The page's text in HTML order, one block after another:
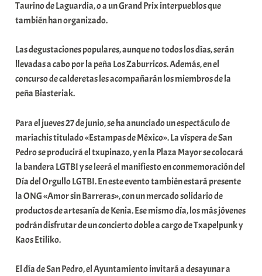
Taurino de Laguardia, o a un Grand Prix interpueblos que
también han organizado.
Las degustaciones populares, aunque no todos los días, serán
llevadas a cabo por la peña Los Zaburricos. Además, en el
concurso de calderetas les acompañarán los miembros de la
peña Biasteriak.
Para el jueves 27 de junio, se ha anunciado un espectáculo de
mariachis titulado «Estampas de México». La víspera de San
Pedro se producirá el txupinazo, y en la Plaza Mayor se colocará
la bandera LGTBI y se leerá el manifiesto en conmemoración del
Día del Orgullo LGTBI. En este evento también estará presente
la ONG «Amor sin Barreras», con un mercado solidario de
productos de artesanía de Kenia. Ese mismo día, los más jóvenes
podrán disfrutar de un concierto doble a cargo de Txapelpunk y
Kaos Etiliko.
El día de San Pedro, el Ayuntamiento invitará a desayunar a